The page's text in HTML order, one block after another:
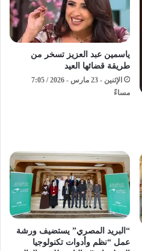
ياسمين عبد العزيز تسخر من
طريقة قضائها العيد
الإثنين - 23 مارس - 2026 / 7:05
مساءً
“البريد المصري” يستضيف ورشة
عمل “نظم وأدوات تكنولوجيا